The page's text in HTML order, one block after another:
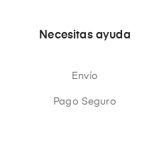
Necesitas ayuda
Envío
Pago Seguro